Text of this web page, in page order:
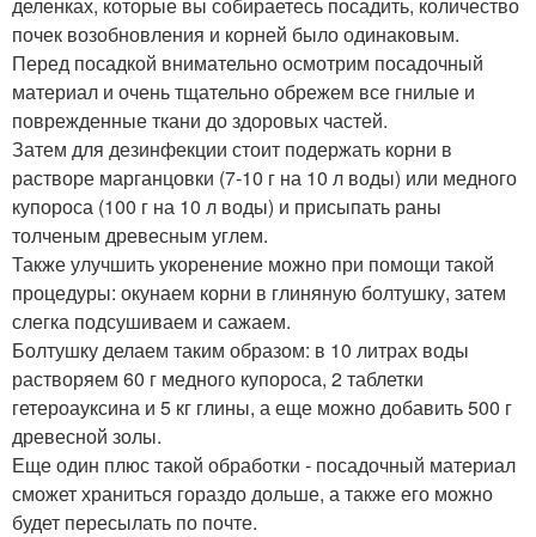
почек возобновления и корней было одинаковым.
Перед посадкой внимательно осмотрим посадочный
материал и очень тщательно обрежем все гнилые и
поврежденные ткани до здоровых частей.
Затем для дезинфекции стоит подержать корни в
растворе марганцовки (7-10 г на 10 л воды) или медного
купороса (100 г на 10 л воды) и присыпать раны
толченым древесным углем.
Также улучшить укоренение можно при помощи такой
процедуры: окунаем корни в глиняную болтушку, затем
слегка подсушиваем и сажаем.
Болтушку делаем таким образом: в 10 литрах воды
растворяем 60 г медного купороса, 2 таблетки
гетероауксина и 5 кг глины, а еще можно добавить 500 г
древесной золы.
Еще один плюс такой обработки - посадочный материал
сможет храниться гораздо дольше, а также его можно
будет пересылать по почте.